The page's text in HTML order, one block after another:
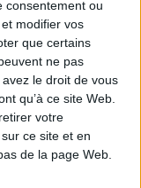
consentement ou
modifier vos
que certains
ne pas
le droit de vous
qu’à ce site Web.
votre
ce site et en
de la page Web.
Mollat !